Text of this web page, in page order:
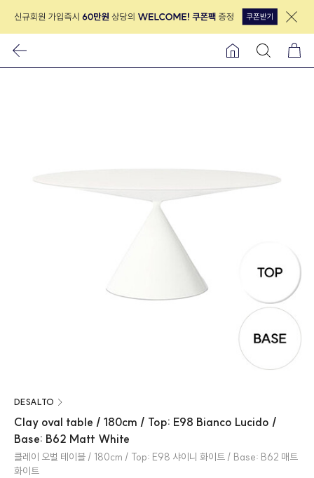
DESALTO
Clay oval table / 180cm / Top: E98 Bianco Lucido /
Base: B62 Matt White
클레이 오벌 테이블 / 180cm / Top: E98 샤이니 화이트 / Base: B62 매트
화이트